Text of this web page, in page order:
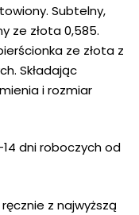
Subtelny,
ze złota 0,585.
ze złota z
Składając
i rozmiar
dni roboczych od
z najwyższą